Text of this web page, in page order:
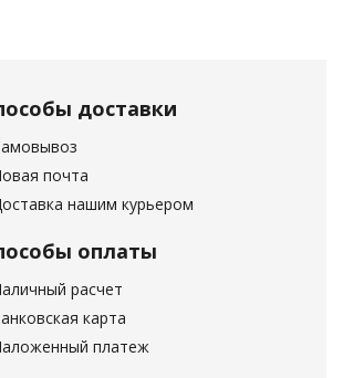
доставки
почта
нашим курьером
оплаты
расчет
карта
платеж